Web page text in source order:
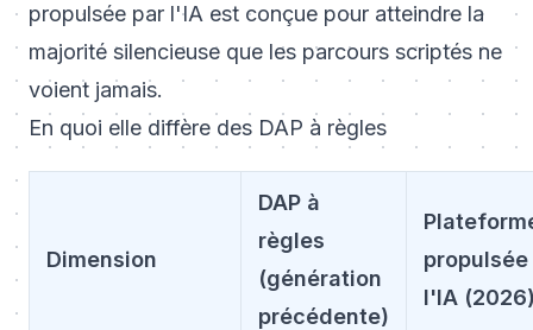
propulsée par l'IA est conçue pour atteindre la
majorité silencieuse que les parcours scriptés ne
voient jamais.
En quoi elle diffère des DAP à règles
Dimension
DAP à
règles
(génération
précédente)
propulsée
l'IA